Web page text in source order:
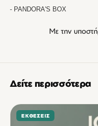
- PANDORA'S BOX
Με την
Δείτε περισσότερα
ΕΚΘΈΣΕΙΣ